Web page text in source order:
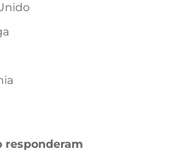
responderam